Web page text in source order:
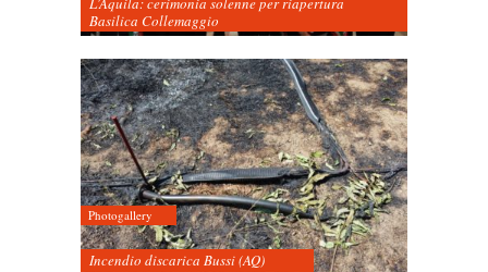
Basilica Collemaggio
Photogallery
Incendio discarica Bussi (AQ)